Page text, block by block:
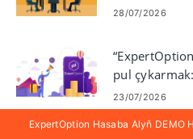
ädimme-ädim
28/07/2026
pul
23/07/2026
ExpertOption Hasaba Alyň